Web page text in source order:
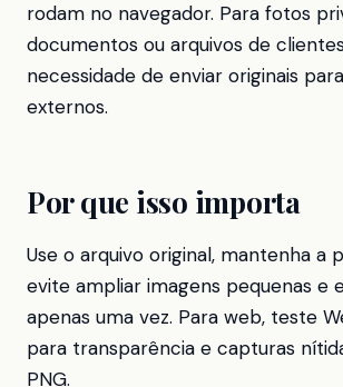
rodam no navegador. Para fotos
documentos ou arquivos de
necessidade de enviar originais
externos.
Por que isso importa
Use o arquivo original, mantenha a
evite ampliar imagens pequenas e
apenas uma vez. Para web, teste
para transparência e capturas
PNG.